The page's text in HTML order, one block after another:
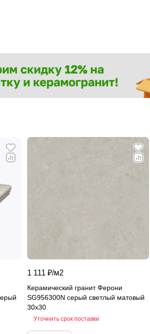
1 111 ₽/м2
Керамический гранит Ферони
SG956300N серый светлый матовый
30х30
Уточнить срок поставки